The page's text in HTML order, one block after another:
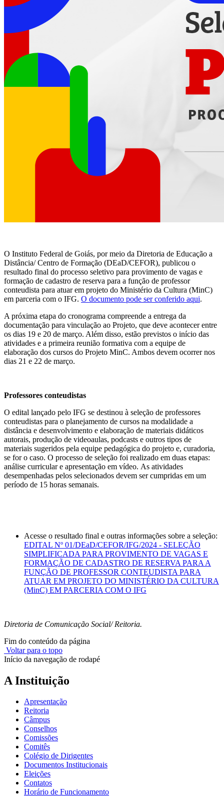
O Instituto Federal de Goiás, por meio da Diretoria de Educação a
Distância/ Centro de Formação (DEaD/CEFOR), publicou o
resultado final do processo seletivo para provimento de vagas e
formação de cadastro de reserva para a função de professor
conteudista para atuar em projeto do Ministério da Cultura (MinC)
em parceria com o IFG. O documento pode ser conferido aqui.
A próxima etapa do cronograma compreende a entrega da
documentação para vinculação ao Projeto, que deve acontecer entre
os dias 19 e 20 de março. Além disso, estão previstos o início das
atividades e a primeira reunião formativa com a equipe de
elaboração dos cursos do Projeto MinC. Ambos devem ocorrer nos
dias 21 e 22 de março.
Professores conteudistas
O edital lançado pelo IFG se destinou à seleção de professores
conteudistas para o planejamento de cursos na modalidade a
distância e desenvolvimento e elaboração de materiais didáticos
autorais, produção de videoaulas, podcasts e outros tipos de
materiais sugeridos pela equipe pedagógica do projeto e, curadoria,
se for o caso. O processo de seleção foi realizado em duas etapas:
análise curricular e apresentação em vídeo. As atividades
desempenhadas pelos selecionados devem ser cumpridas em um
período de 15 horas semanais.
Acesse o resultado final e outras informações sobre a seleção:
EDITAL Nº 01/DEaD/CEFOR/IFG/2024 - SELEÇÃO
SIMPLIFICADA PARA PROVIMENTO DE VAGAS E
FORMAÇÃO DE CADASTRO DE RESERVA PARA A
FUNÇÃO DE PROFESSOR CONTEUDISTA PARA
ATUAR EM PROJETO DO MINISTÉRIO DA CULTURA
(MinC) EM PARCERIA COM O IFG
Diretoria de Comunicação Social/ Reitoria.
Fim do conteúdo da página
Voltar para o topo
Início da navegação de rodapé
A Instituição
Apresentação
Reitoria
Câmpus
Conselhos
Comissões
Comitês
Colégio de Dirigentes
Documentos Institucionais
Eleições
Contatos
Horário de Funcionamento